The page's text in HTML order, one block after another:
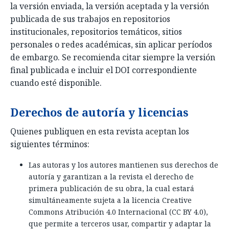
la versión enviada, la versión aceptada y la versión
publicada de sus trabajos en repositorios
institucionales, repositorios temáticos, sitios
personales o redes académicas, sin aplicar períodos
de embargo. Se recomienda citar siempre la versión
final publicada e incluir el DOI correspondiente
cuando esté disponible.
Derechos de autoría y licencias
Quienes publiquen en esta revista aceptan los
siguientes términos:
Las autoras y los autores mantienen sus derechos de
autoría y garantizan a la revista el derecho de
primera publicación de su obra, la cual estará
simultáneamente sujeta a la licencia Creative
Commons Atribución 4.0 Internacional (CC BY 4.0),
que permite a terceros usar, compartir y adaptar la